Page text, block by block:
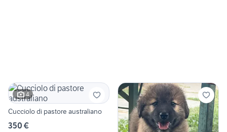
4
Cucciolo di pastore australiano
350 €